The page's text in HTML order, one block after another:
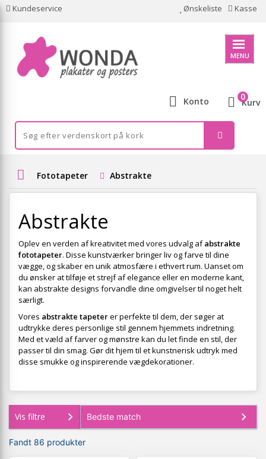
Kundeservice Ønskeliste Kasse
MENU
Konto Kurv
0
Fototapeter Abstrakte
Abstrakte
Oplev en verden af kreativitet med vores udvalg afabstrakte
fototapeter. Disse kunstværker bringer liv og farve til dine
vægge, og skaber en unik atmosfære i ethvert rum. Uanset om
du ønsker at tilføje et strejf af elegance eller en moderne kant,
kan abstrakte designs forvandle dine omgivelser til noget helt
særligt.
Vores abstrakte tapeterer perfekte til dem, der søger at
udtrykke deres personlige stil gennem hjemmets indretning.
Med et væld af farver og mønstre kan du let finde en stil, der
passer til din smag. Gør dit hjem til et kunstnerisk udtryk med
disse smukke og inspirerende vægdekorationer.
Vis filtre
Fandt 86 produkter